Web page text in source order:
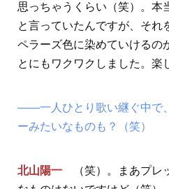
思っちゃうくらい（笑）。本
と言っていたんですが、それ
ペラーズ色に染めていけるの
とにもワクワクしました。楽
――一人ひとり歌い継ぐ中で
ーみたいなものも？（笑）
北山陽一
（笑）。まあプ